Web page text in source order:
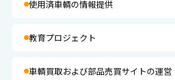
使用済車輌の情報提供
教育プロジェクト
車輌買取および部品売買サイトの運営